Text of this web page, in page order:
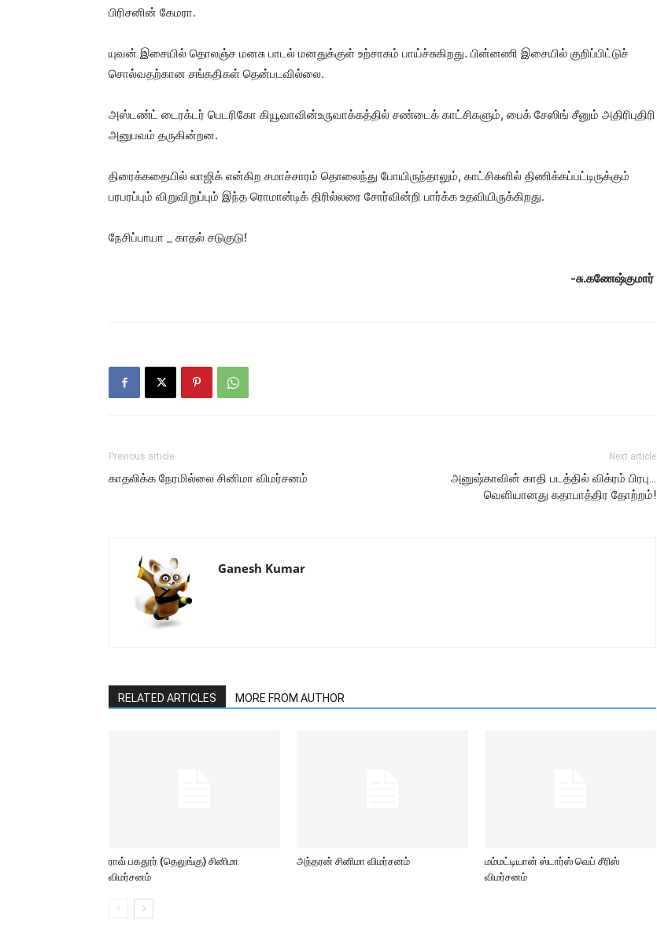
பிரிசனின் கேமரா.
யுவன் இசையில் தொலஞ்ச மனசு பாடல் மனதுக்குள் உற்சாகம் பாய்ச்சுகிறது. பின்னணி இசையில் குறிப்பிட்டுச்
சொல்வதற்கான சங்கதிகள் தென்படவில்லை.
அஸ்டண்ட் டைரக்டர் பெடரிகோ கியூவாவின்உருவாக்கத்தில் சண்டைக் காட்சிகளும், பைக் சேஸிங் சீனும் அதிரிபுதிரி
அனுபவம் தருகின்றன.
திரைக்கதையில் லாஜிக் என்கிற சமாச்சாரம் தொலைந்து போயிருந்தாலும், காட்சிகளில் திணிக்கப்பட்டிருக்கும்
பரபரப்பும் விறுவிறுப்பும் இந்த ரொமான்டிக் திரில்லரை சோர்வின்றி பார்க்க உதவியிருக்கிறது.
நேசிப்பாயா _ காதல் சடுகுடு!
-சு.கணேஷ்குமார்
Previous article
காதலிக்க நேரமில்லை சினிமா விமர்சனம்
Next article
அனுஷ்காவின் காதி படத்தில் விக்ரம் பிரபு…
வெளியானது கதாபாத்திர தோற்றம்!
Ganesh Kumar
RELATED ARTICLES MORE FROM AUTHOR
ராவ் பகதூர் (தெலுங்கு) சினிமா
விமர்சனம்
அந்தரன் சினிமா விமர்சனம்
மம்மட்டியான் ஸ்டார்ஸ் வெப் சீரிஸ்
விமர்சனம்